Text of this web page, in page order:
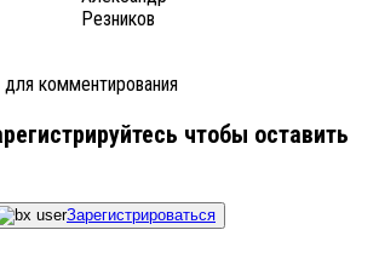
Резников
комментирования
чтобы оставить
Зарегистрироваться